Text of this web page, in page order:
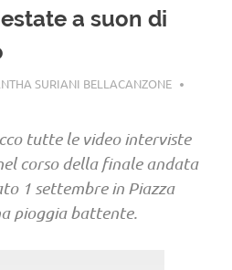
a suon di
SURIANI BELLACANZONE
tutte le video interviste
corso della finale andata
1 settembre in Piazza
pioggia battente.